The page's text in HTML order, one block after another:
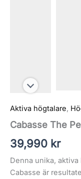
Aktiva högtalare,
Cabasse The
39,990 kr
Denna unika,
Cabasse är